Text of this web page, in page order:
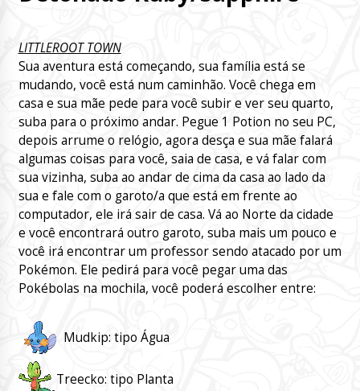
LITTLEROOT TOWN
Sua aventura está começando, sua família está se
mudando, você está num caminhão. Você chega em
casa e sua mãe pede para você subir e ver seu quarto,
suba para o próximo andar. Pegue 1 Potion no seu PC,
depois arrume o relógio, agora desça e sua mãe falará
algumas coisas para você, saia de casa, e vá falar com
sua vizinha, suba ao andar de cima da casa ao lado da
sua e fale com o garoto/a que está em frente ao
computador, ele irá sair de casa. Vá ao Norte da cidade
e você encontrará outro garoto, suba mais um pouco e
você irá encontrar um professor sendo atacado por um
Pokémon. Ele pedirá para você pegar uma das
Pokébolas na mochila, você poderá escolher entre:
Mudkip: tipo Água
Treecko: tipo Planta